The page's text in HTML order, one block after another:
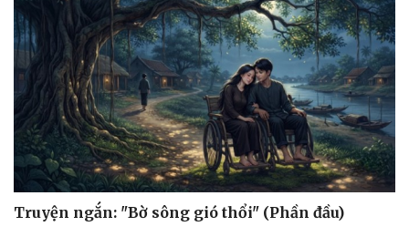
Truyện ngắn: "Bờ sông gió thổi" (Phần đầu)